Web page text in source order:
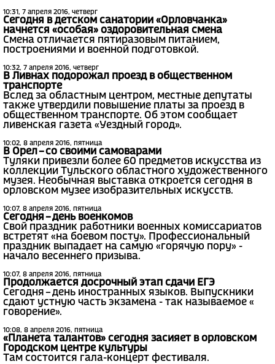
10:31, 7 апреля 2016, четверг
Сегодня в детском санатории «Орловчанка»
начнется «особая» оздоровительная смена
Смена отличается пятиразовым питанием,
построениями и военной подготовкой.
10:32, 7 апреля 2016, четверг
В Ливнах подорожал проезд в общественном
транспорте
Вслед за областным центром, местные депутаты
также утвердили повышение платы за проезд в
общественном транспорте. Об этом сообщает
ливенская газета «Уездный город».
10:02, 8 апреля 2016, пятница
В Орел – со своими самоварами
Туляки привезли более 60 предметов искусства из
коллекции Тульского областного художественного
музея. Необычная выставка откроется сегодня в
орловском музее изобразительных искусств.
10:07, 8 апреля 2016, пятница
Сегодня – день военкомов
Свой праздник работники военных комиссариатов
встретят «на боевом посту». Профессиональный
праздник выпадает на самую «горячую пору» -
начало весеннего призыва.
10:07, 8 апреля 2016, пятница
Продолжается досрочный этап сдачи ЕГЭ
Сегодня – день иностранных языков. Выпускники
сдают устную часть экзамена - так называемое «
говорение».
10:08, 8 апреля 2016, пятница
«Планета талантов» сегодня засияет в орловском
Городском центре культуры
Там состоится гала-концерт фестиваля.